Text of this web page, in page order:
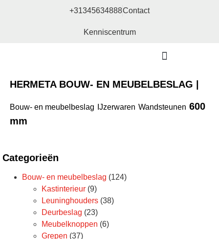
+31345634888Contact
Kenniscentrum
HERMETA BOUW- EN MEUBELBESLAG |
Bouw- en meubelbeslag IJzerwaren Wandsteunen 600
mm
Categorieën
Bouw- en meubelbeslag (124)
Kastinterieur (9)
Leuninghouders (38)
Deurbeslag (23)
Meubelknoppen (6)
Grepen (37)